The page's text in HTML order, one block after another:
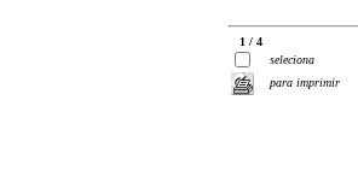
1 / 4
seleciona
para imprimir